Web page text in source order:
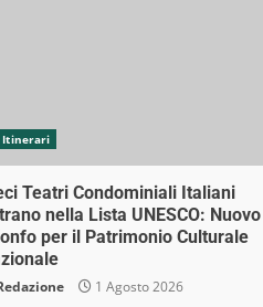
Itinerari
Teatri Condominiali Italiani
nella Lista UNESCO: Nuovo
per il Patrimonio Culturale
1 Agosto 2026